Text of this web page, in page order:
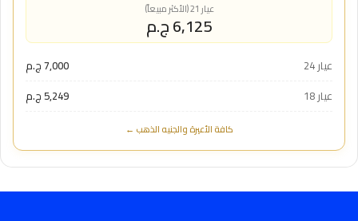
عيار 21 (الأكثر مبيعاً)
6,125 ج.م
عيار 24
7,000 ج.م
عيار 18
5,249 ج.م
كافة الأعيرة والجنيه الذهب ←